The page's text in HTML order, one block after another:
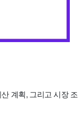
계획, 그리고 시장 조